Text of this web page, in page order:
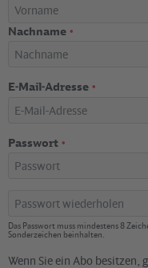
Nachname *
E-Mail-Adresse *
Passwort *
wiederholen
*Das Passwort muss mindestens 8
Sonderzeichen beinhalten.
Wenn Sie ein Abo besitzen,